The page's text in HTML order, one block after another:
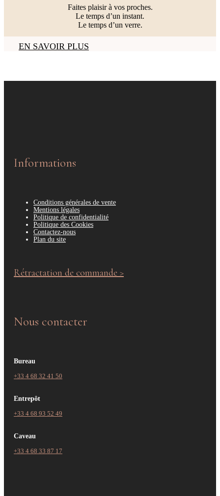
Faites plaisir à vos proches.
Le temps d’un instant.
Le temps d’un verre.
EN SAVOIR PLUS
Informations
Conditions générales de vente
Mentions légales
Politique de confidentialité
Politique des Cookies
Contactez-nous
Plan du site
Rétractation de commande >
Nous contacter
Bureau
+33 4 68 32 41 50
Entrepôt
+33 4 68 93 52 49
Caveau
+33 4 68 33 87 17